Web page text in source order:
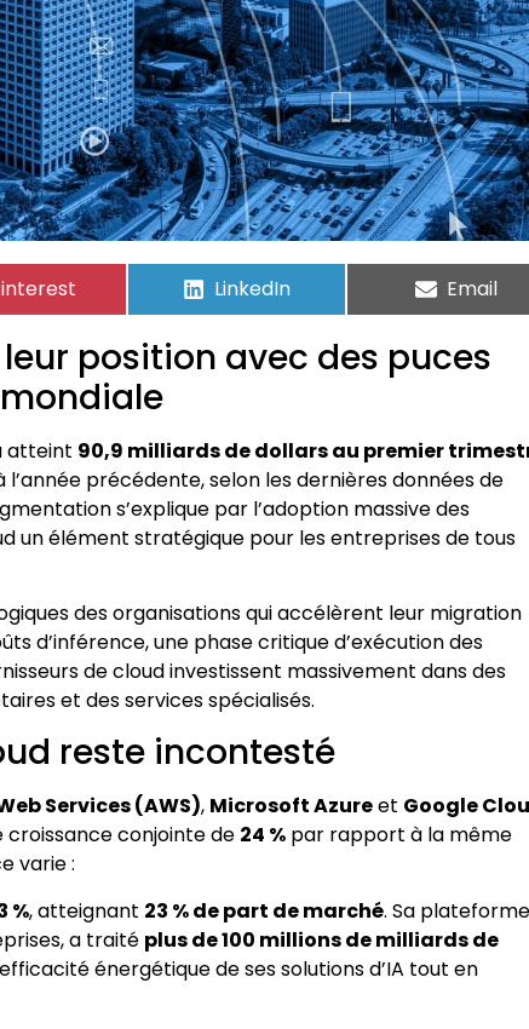
LinkedIn Email
position avec des puces
atteint 90,9 milliards de dollars au premier
précédente, selon les dernières données de
s’explique par l’adoption massive des
un élément stratégique pour les entreprises de tous
des organisations qui accélèrent leur migration
d’inférence, une phase critique d’exécution des
de cloud investissent massivement dans des
et des services spécialisés.
reste incontesté
Services (AWS), Microsoft Azureet Google
croissance conjointe de 24 % par rapport à la même
varie :
%, atteignant 23 % de part de marché. Sa plateforme
a traité plus de 100 millions de milliards de
énergétique de ses solutions d’IA tout en